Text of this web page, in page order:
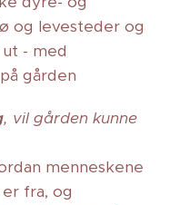
og levesteder og
- med
gården
, vil gården kunne
menneskene
fra, og